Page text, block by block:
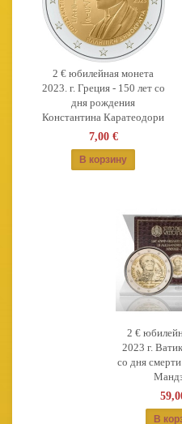
2 € юбилейная монета
2023. г. Греция - 150 лет со
дня рождения
Константина Каратеодори
7,00 €
2 €
2023 г.
со дня